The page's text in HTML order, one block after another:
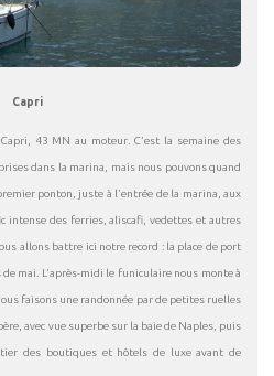
Capri
43 MN au moteur. C’est la semaine des
dans la marina, mais nous pouvons quand
ponton, juste à l’entrée de la marina, aux
intense des ferries, aliscafi, vedettes et autres
allons battre ici notre record : la place de port
mai. L’après-midi le funiculaire nous monte à
faisons une randonnée par de petites ruelles
avec vue superbe sur la baie de Naples, puis
des boutiques et hôtels de luxe avant de